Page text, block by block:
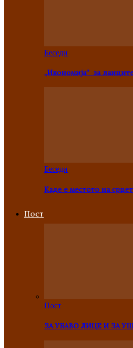
Беседи
„Икономија“ за
Беседи
Каде е местото на
Пост
Пост
ЗА УБАВО ЛИЦЕ И ЗА